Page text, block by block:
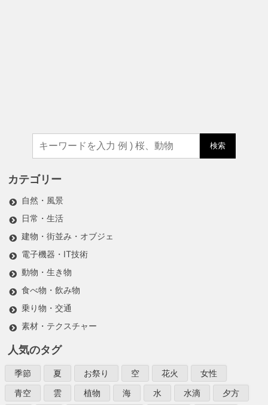
検索
カテゴリー
自然・風景
日常・生活
建物・街並み・オブジェ
電子機器・IT技術
動物・生き物
食べ物・飲み物
乗り物・交通
素材・テクスチャー
人気のタグ
季節 夏 お祭り 空 花火
女性
青空
雲 植物 海 水 水滴
夕方